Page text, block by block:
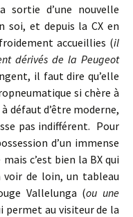
sortie d’une nouvelle
soi, et depuis la CX en
accueillies (il
dérivés de la Peugeot
il faut dire qu’elle
si chère à
défaut d’être moderne,
pas indifférent. Pour
d’un immense
c’est bien la BX qui
voir de loin, un tableau
Vallelunga (ou une
permet au visiteur de la